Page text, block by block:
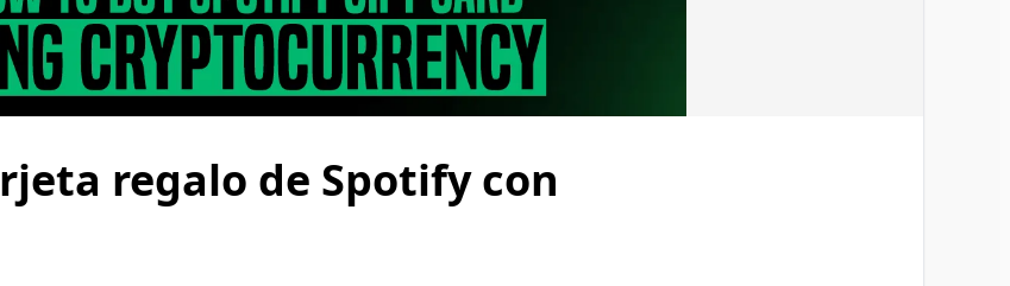
regalo de Spotify con